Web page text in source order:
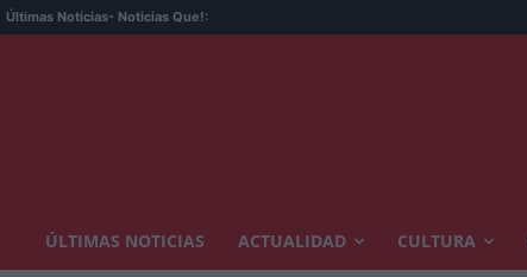
Últimas Noticias- Noticias Que!:
ÚLTIMAS NOTICIAS ACTUALIDAD CULTURA